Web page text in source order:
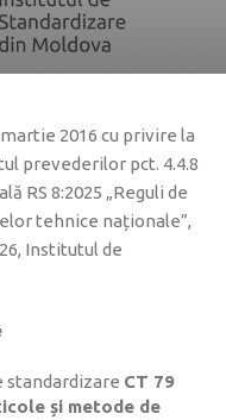
2016 cu privire la
prevederilor pct. 4.4.8
RS 8:2025 „Reguli de
tehnice naționale”,
Institutul de
standardizare CT 79
și metode de